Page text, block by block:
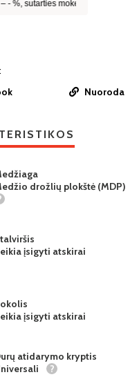
Nuoroda
drožlių plokštė (MDP)
įsigyti atskirai
įsigyti atskirai
atidarymo kryptis
?